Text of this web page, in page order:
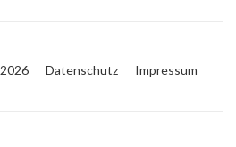
Datenschutz
Impressum